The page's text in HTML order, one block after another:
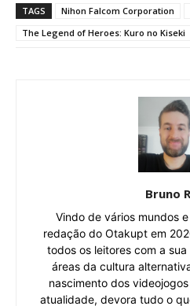
TAGS Nihon Falcom Corporation
The Legend of Heroes: Kuro no Kiseki
Bruno
Vindo de vários mundos
redação do Otakupt em
todos os leitores com a
áreas da cultura
nascimento dos
atualidade, devora tudo o